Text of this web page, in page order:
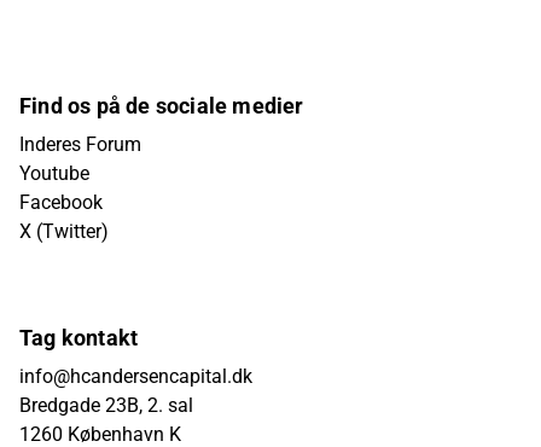
Find os på de sociale medier
Inderes Forum
Youtube
Facebook
X (Twitter)
Tag kontakt
info@hcandersencapital.dk
Bredgade 23B, 2. sal
1260 København K